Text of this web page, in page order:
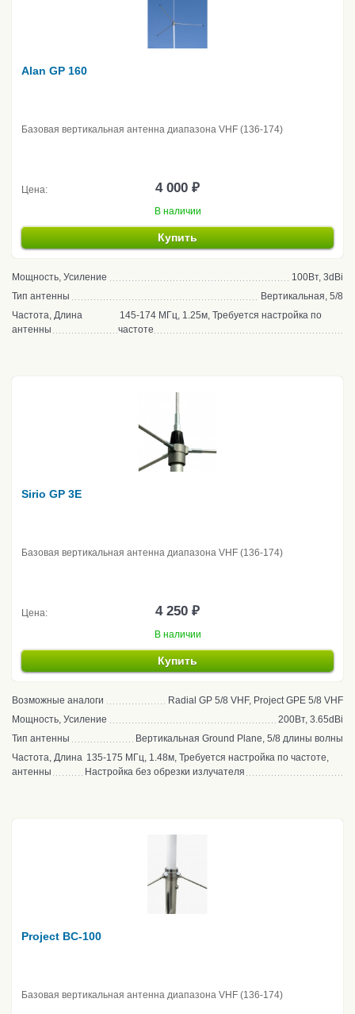
Alan GP 160
Базовая вертикальная антенна диапазона VHF (136-174)
Цена: 4 000 ₽
В наличии
Купить
Мощность, Усиление
100Вт, 3dBi
Тип антенны
Вертикальная, 5/8
Частота, Длина
антенны
145-174 МГц, 1.25м, Требуется настройка по
частоте
Sirio GP 3E
Базовая вертикальная антенна диапазона VHF (136-174)
Цена: 4 250 ₽
В наличии
Купить
Возможные аналоги
Radial GP 5/8 VHF, Project GPE 5/8 VHF
Мощность, Усиление
200Вт, 3.65dBi
Тип антенны
Вертикальная Ground Plane, 5/8 длины волны
Частота, Длина
антенны
135-175 МГц, 1.48м, Требуется настройка по частоте,
Настройка без обрезки излучателя
Project BC-100
Базовая вертикальная антенна диапазона VHF (136-174)